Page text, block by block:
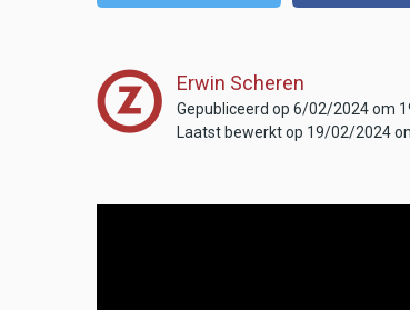
Erwin Scheren
Gepubliceerd op 6/02/2024 om
Laatst bewerkt op 19/02/2024